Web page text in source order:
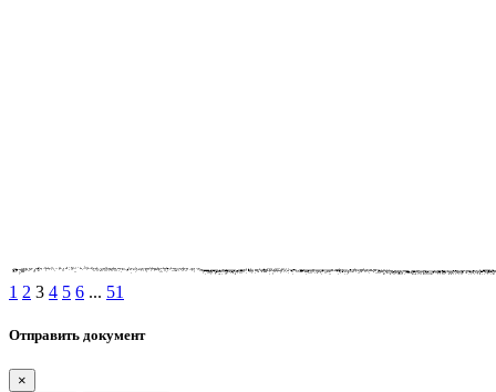
1 2 3 4 5 6 ... 51
Отправить документ
×